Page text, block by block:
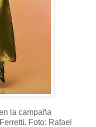
la campaña
Foto: Rafael